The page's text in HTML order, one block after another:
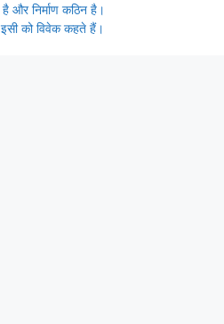
और निर्माण कठिन है।
को विवेक कहते हैं।